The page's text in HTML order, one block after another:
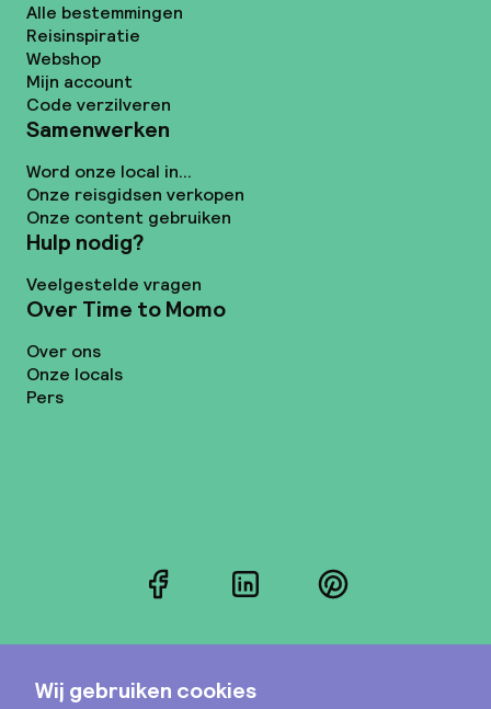
Alle bestemmingen
Reisinspiratie
Webshop
Mijn account
Code verzilveren
Samenwerken
Word onze local in...
Onze reisgidsen verkopen
Onze content gebruiken
Hulp nodig?
Veelgestelde vragen
Over Time to Momo
Over ons
Onze locals
Pers
FacebookLinkedInPinterest
Instagram